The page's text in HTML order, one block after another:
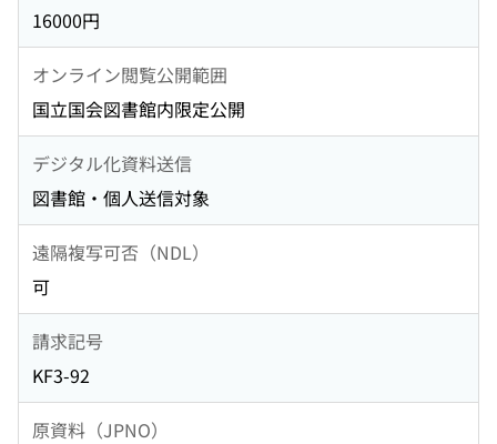
16000円
オンライン閲覧公開範囲
国立国会図書館内限定公開
デジタル化資料送信
図書館・個人送信対象
遠隔複写可否（NDL）
可
請求記号
KF3-92
原資料（JPNO）